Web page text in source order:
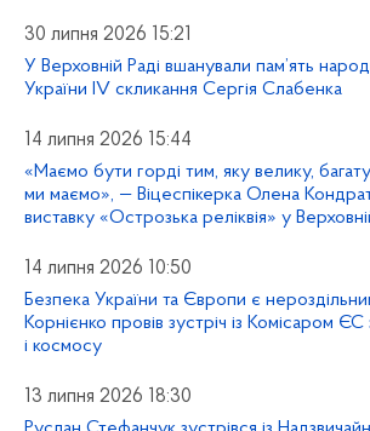
30 липня 2026 15:21
У Верховній Раді вшанували пам’ять
України IV скликання Сергія Слабенка
14 липня 2026 15:44
«Маємо бути горді тим, яку велику,
ми маємо», — Віцеспікерка Олена
виставку «Острозька реліквія» у
14 липня 2026 10:50
Безпека України та Європи є
Корнієнко провів зустріч із Комісаром
і космосу
13 липня 2026 18:30